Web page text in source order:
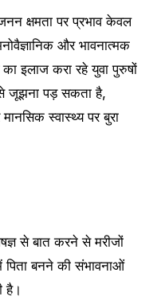
क्षमता पर प्रभाव केवल
और भावनात्मक
इलाज करा रहे युवा पुरुषों
जूझना पड़ सकता है,
स्वास्थ्य पर बुरा
से बात करने से मरीजों
पिता बनने की संभावनाओं
है।